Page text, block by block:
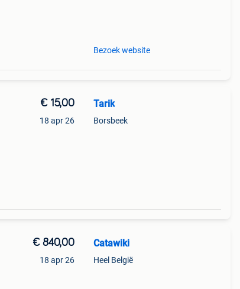
Bezoek website
€ 15,00
18 apr 26
Tarik
Borsbeek
€ 840,00
18 apr 26
Catawiki
Heel België